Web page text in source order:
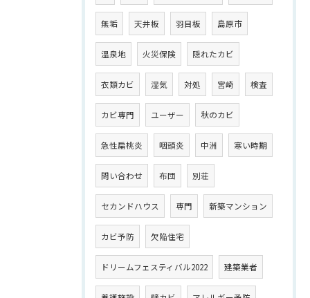
無垢 天井板 羽目板 島原市
温泉地 火災保険 隠れたカビ
衣類カビ 湿気 対処 宮崎 検査
カビ専門 ユーザー 秋のカビ
急性扁桃炎 咽頭炎 中洲 寒い時期
問い合わせ 布団 別荘
セカンドハウス 専門 新築マンション
カビ予防 欠陥住宅
ドリームフェスティバル2022 建築業者